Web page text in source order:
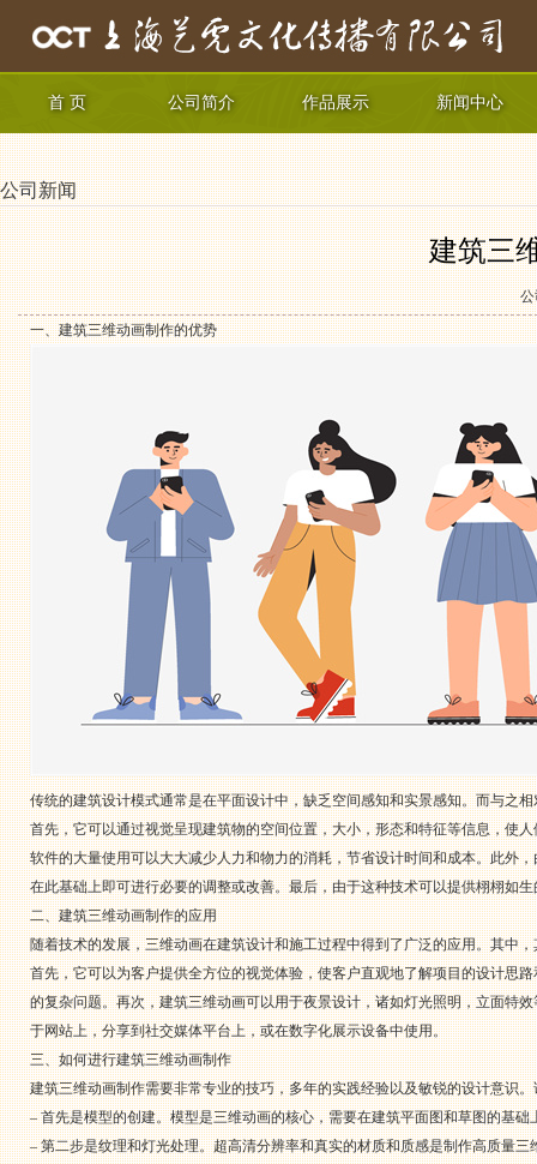
首 页 公司简介 作品展示 新闻中心
公司新闻
建筑三
公
一、建筑三维动画制作的优势
传统的建筑设计模式通常是在平面设计中，缺乏空间感知和实景感知。而与之
首先，它可以通过视觉呈现建筑物的空间位置，大小，形态和特征等信息，使
软件的大量使用可以大大减少人力和物力的消耗，节省设计时间和成本。此外
在此基础上即可进行必要的调整或改善。最后，由于这种技术可以提供栩栩如
二、建筑三维动画制作的应用
随着技术的发展，三维动画在建筑设计和施工过程中得到了广泛的应用。其中
首先，它可以为客户提供全方位的视觉体验，使客户直观地了解项目的设计思
的复杂问题。再次，建筑三维动画可以用于夜景设计，诸如灯光照明，立面特
于网站上，分享到社交媒体平台上，或在数字化展示设备中使用。
三、如何进行建筑三维动画制作
建筑三维动画制作需要非常专业的技巧，多年的实践经验以及敏锐的设计意识
– 首先是模型的创建。模型是三维动画的核心，需要在建筑平面图和草图的基
– 第二步是纹理和灯光处理。超高清分辨率和真实的材质和质感是制作高质量